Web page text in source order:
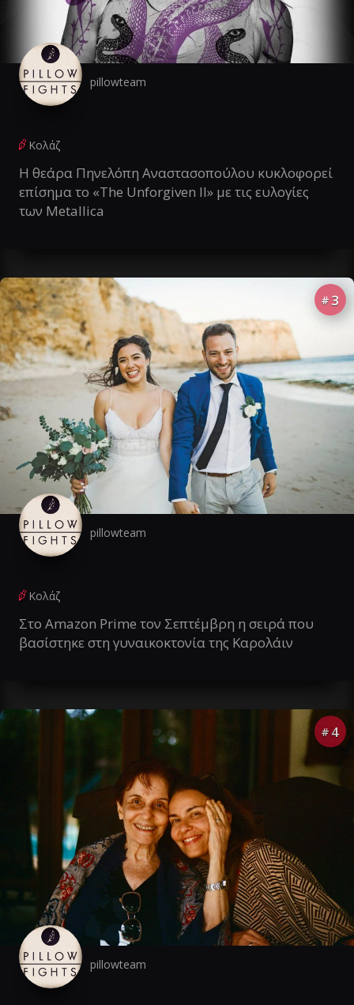
pillowteam
Κολάζ
Η θεάρα Πηνελόπη Αναστασοπούλου κυκλοφορεί
επίσημα το «The Unforgiven II» με τις ευλογίες
των Metallica
# 3
pillowteam
Κολάζ
Στο Amazon Prime τον Σεπτέμβρη η σειρά που
βασίστηκε στη γυναικοκτονία της Καρολάιν
# 4
pillowteam